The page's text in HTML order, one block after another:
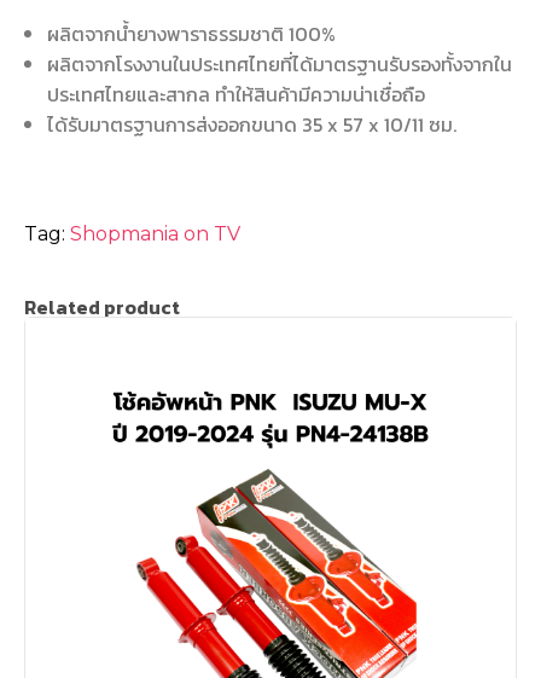
ผลิตจากน้ำยางพาราธรรมชาติ 100%
ผลิตจากโรงงานในประเทศไทยที่ได้มาตรฐานรับรองทั้งจากใน
ประเทศไทยและสากล ทำให้สินค้ามีความน่าเชื่อถือ
ได้รับมาตรฐานการส่งออกขนาด 35 x 57 x 10/11 ซม.
Tag: Shopmania on TV
Related product